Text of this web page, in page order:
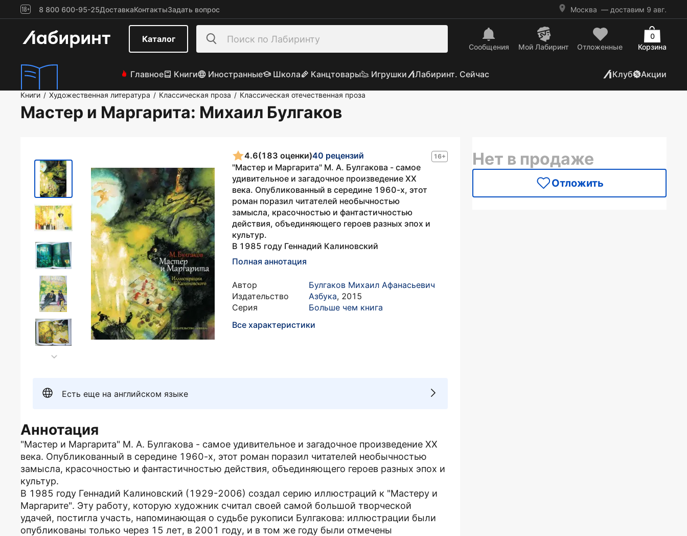
8 800 600-95-25ДоставкаКонтактыЗадать вопрос Москва — доставим 9 авг.
Каталог
Сообщения Mой Лабиринт Отложенные Корзина
0
Главное Книги Иностранные Школа Канцтовары Игрушки Лабиринт. Сейчас Клуб Акции
Книги / Художественная литература / Классическая проза / Классическая отечественная проза
Мастер и Маргарита: Михаил Булгаков
16+
4.6(183 оценки)40 рецензий
"Мастер и Маргарита" М. А. Булгакова - самое
удивительное и загадочное произведение XX
века. Опубликованный в середине 1960-х, этот
роман поразил читателей необычностью
замысла, красочностью и фантастичностью
действия, объединяющего героев разных эпох и
культур.
В 1985 году Геннадий Калиновский
Полная аннотация
Автор
Булгаков Михаил Афанасьевич
Издательство
Азбука, 2015
Серия
Больше чем книга
Все характеристики
Есть еще на английском языке
Аннотация
"Мастер и Маргарита" М. А. Булгакова - самое удивительное и загадочное произведение XX
века. Опубликованный в середине 1960-х, этот роман поразил читателей необычностью
замысла, красочностью и фантастичностью действия, объединяющего героев разных эпох и
культур.
В 1985 году Геннадий Калиновский (1929-2006) создал серию иллюстраций к "Мастеру и
Маргарите". Эту работу, которую художник считал своей самой большой творческой
удачей, постигла участь, напоминающая о судьбе рукописи Булгакова: иллюстрации были
опубликованы только через 15 лет, в 2001 году, и в том же году были отмечены
Нет в продаже
Отложить